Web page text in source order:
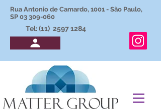
Rua Antonio de Camardo, 1001 - São Paulo,
SP 03 309-060
Tel: (11) 2597 1284